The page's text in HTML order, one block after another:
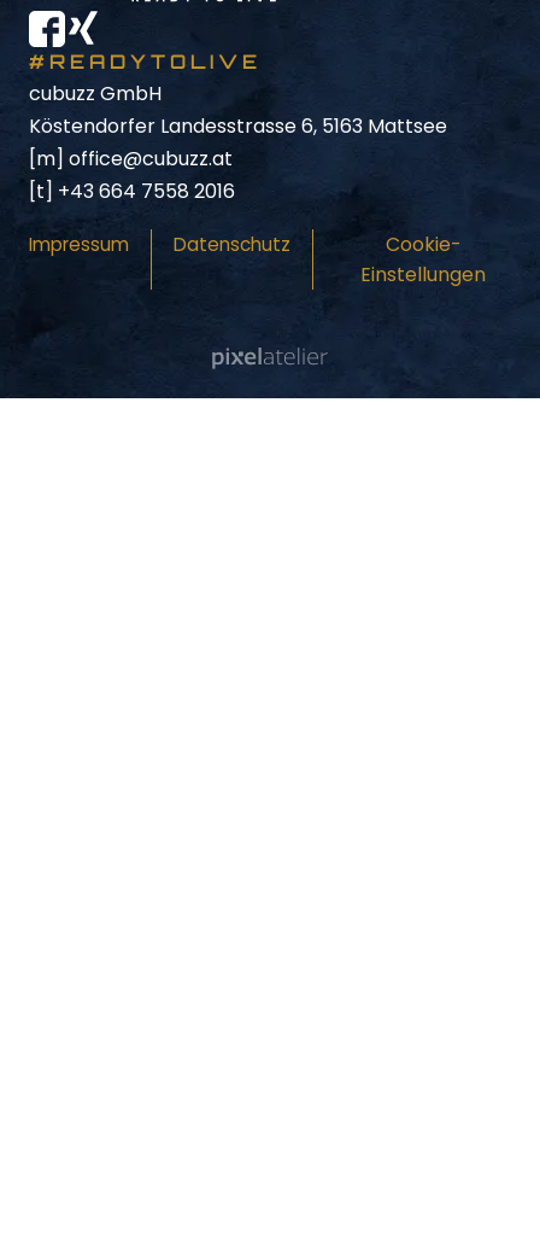
#READYTOLIVE
cubuzz GmbH
Köstendorfer Landesstrasse 6, 5163 Mattsee
[m] office@cubuzz.at
[t] +43 664 7558 2016
Impressum Datenschutz
Cookie-
Einstellungen